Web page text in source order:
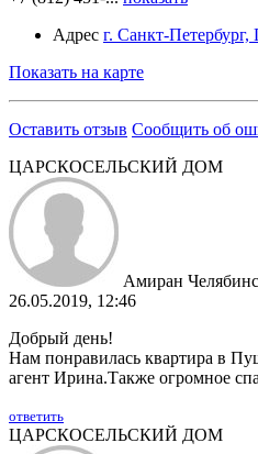
Адрес г. Санкт-
Показать на карте
Оставить отзыв Сообщить об
ЦАРСКОСЕЛЬСКИЙ ДОМ
Амиран
26.05.2019, 12:46
Добрый день!
Нам понравилась квартира в
агент Ирина.Также огромное
ответить
ЦАРСКОСЕЛЬСКИЙ ДОМ